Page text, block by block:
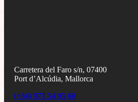
Carretera del Faro s/n, 07400
Port d’Alcúdia, Mallorca
(+34) 971 54 95 60